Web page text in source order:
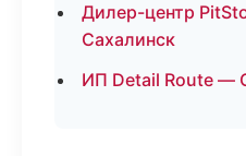
Дилер-центр
Сахалинск
ИП Detail Route —